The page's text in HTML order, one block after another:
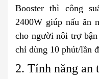
Booster thì công
2400W giúp nấu ăn
cho người nôi trợ
chỉ dùng 10 phút/lần
2. Tính năng an